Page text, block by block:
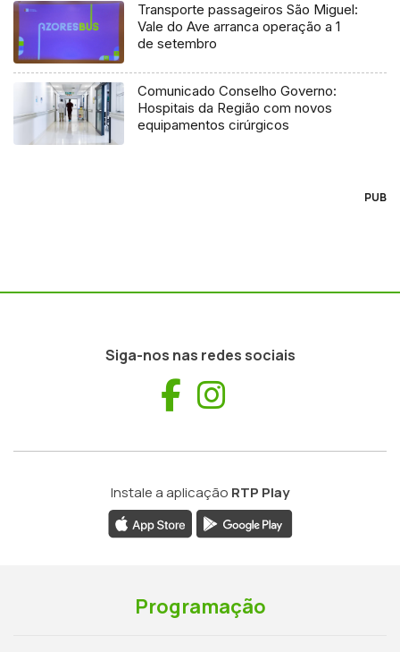
Transporte passageiros São Miguel:
Vale do Ave arranca operação a 1
de setembro
Comunicado Conselho Governo:
Hospitais da Região com novos
equipamentos cirúrgicos
PUB
Siga-nos nas redes sociais
Facebook
Instale a aplicação RTP Play
Programação